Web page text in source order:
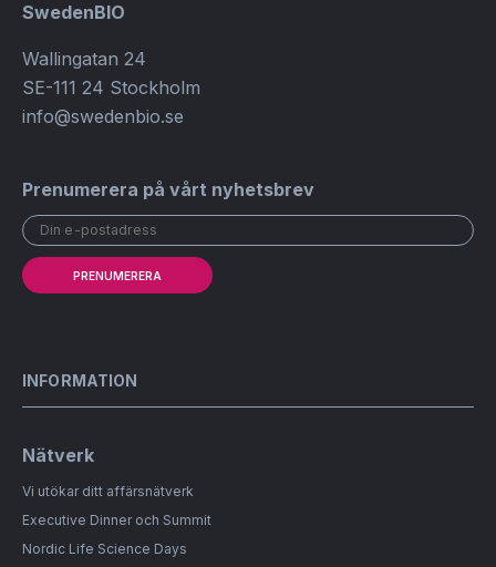
SwedenBIO
Wallingatan 24
SE-111 24 Stockholm
info@swedenbio.se
Prenumerera på vårt nyhetsbrev
PRENUMERERA
INFORMATION
Nätverk
Vi utökar ditt affärsnätverk
Executive Dinner och Summit
Nordic Life Science Days